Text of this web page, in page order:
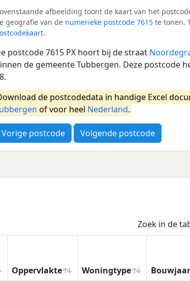
afbeelding toont de kaart van het
geografie van de numerieke postcode 7615 te tonen.
.
postcode 7615 PX hoort bij de straat
de gemeente Tubbergen. Deze postcode
de postcodedata in handige Excel
of voor heel Nederland.
Vorige postcode Volgende postcode
Zoek in de
Oppervlakte Woningtype Bouwjaar